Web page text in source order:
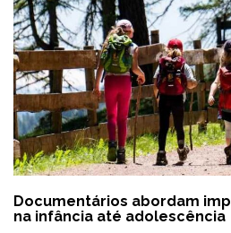
Documentários abordam
na infância até adolescência